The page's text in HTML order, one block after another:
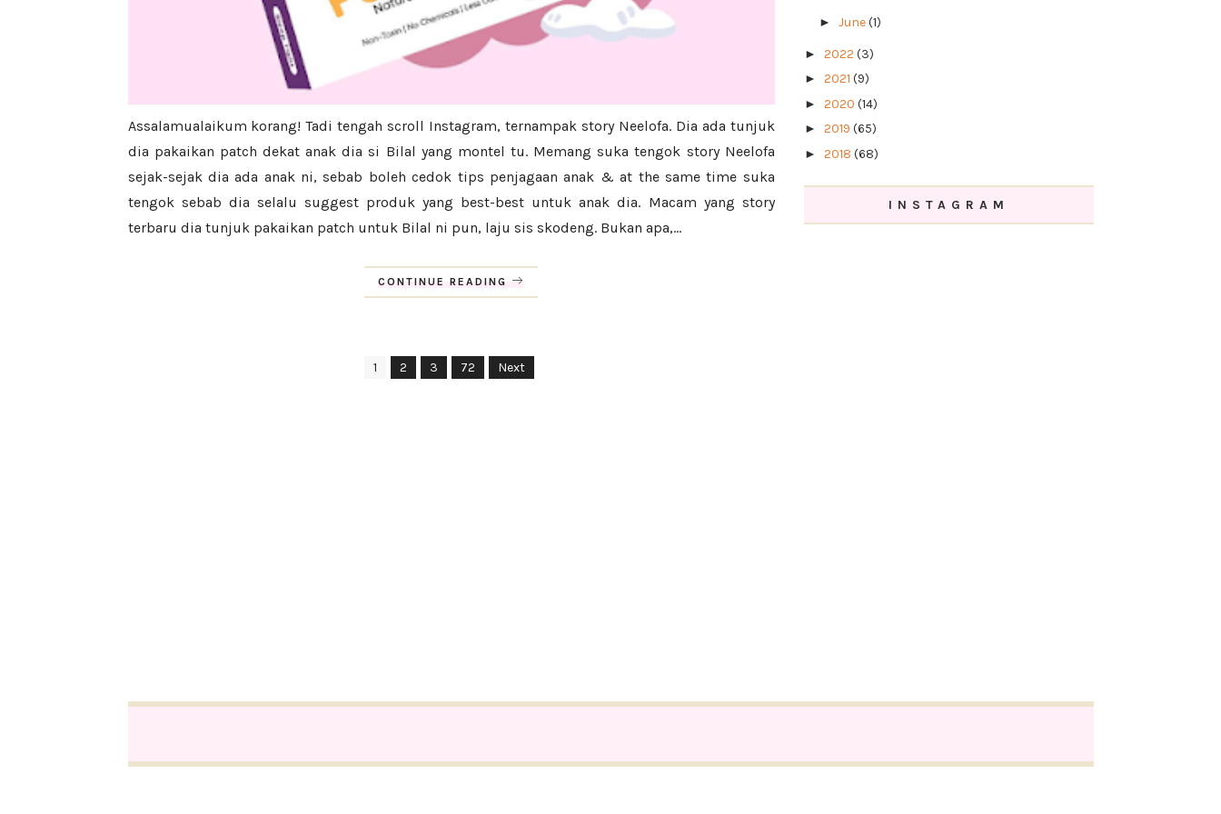
Assalamualaikum korang! Tadi tengah scroll Instagram, ternampak story Neelofa. Dia ada tunjuk
dia pakaikan patch dekat anak dia si Bilal yang montel tu. Memang suka tengok story Neelofa
sejak-sejak dia ada anak ni, sebab boleh cedok tips penjagaan anak & at the same time suka
tengok sebab dia selalu suggest produk yang best-best untuk anak dia. Macam yang story
terbaru dia tunjuk pakaikan patch untuk Bilal ni pun, laju sis skodeng. Bukan apa,...
CONTINUE READING
1 2 3 72 Next
►June(1)
► 2022 (3)
► 2021 (9)
► 2020 (14)
► 2019 (65)
► 2018 (68)
►2015(60)
INSTAGRAM